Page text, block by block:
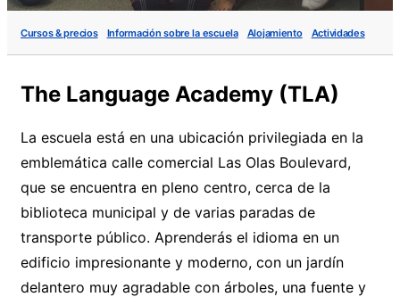
Cursos & precios Información sobre la escuela Alojamiento Actividades
The Language Academy (TLA)
La escuela está en una ubicación privilegiada en la
emblemática calle comercial Las Olas Boulevard,
que se encuentra en pleno centro, cerca de la
biblioteca municipal y de varias paradas de
transporte público. Aprenderás el idioma en un
edificio impresionante y moderno, con un jardín
delantero muy agradable con árboles, una fuente y